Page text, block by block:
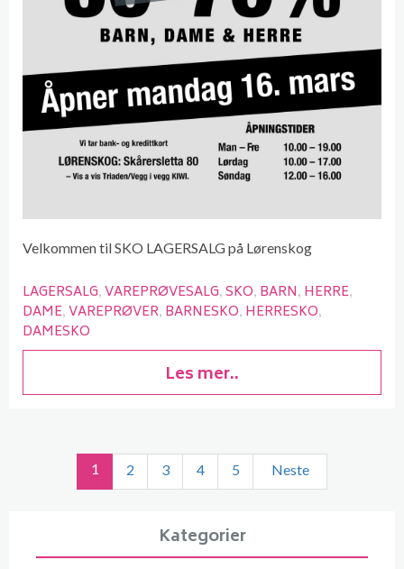
Velkommen til SKO LAGERSALG på Lørenskog
LAGERSALG VAREPRØVESALG SKO BARN HERRE
DAME VAREPRØVER BARNESKO HERRESKO
DAMESKO
Les mer..
1 2 3 4 5 Neste
Kategorier